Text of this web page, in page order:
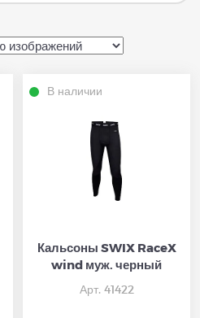
В наличии
Кальсоны SWIX RaceX
wind муж. черный
Арт. 41422